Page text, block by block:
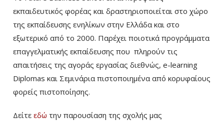
εκπαιδευτικός φορέας και δραστηριοποιείται στο χώρο
της εκπαίδευσης ενηλίκων στην Ελλάδα και στο
εξωτερικό από το 2000. Παρέχει ποιοτικά προγράμματα
επαγγελματικής εκπαίδευσης που πληρούν τις
απαιτήσεις της αγοράς εργασίας διεθνώς, e-learning
Diplomas και Σεμινάρια πιστοποιημένα από κορυφαίους
φορείς πιστοποίησης.
Δείτε εδώ την παρουσίαση της σχολής μας